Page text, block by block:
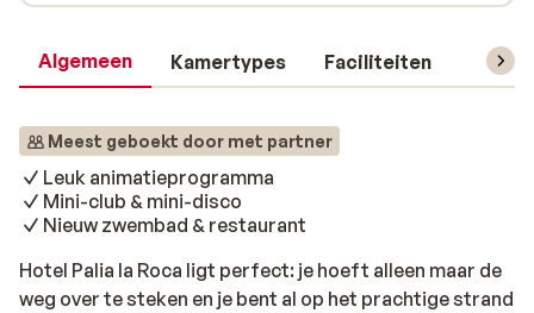
Algemeen Kamertypes Faciliteiten
Meest geboekt door met partner
Leuk animatieprogramma
Mini-club & mini-disco
Nieuw zwembad & restaurant
Hotel Palia la Roca ligt perfect: je hoeft alleen maar de
weg over te steken en je bent al op het prachtige strand